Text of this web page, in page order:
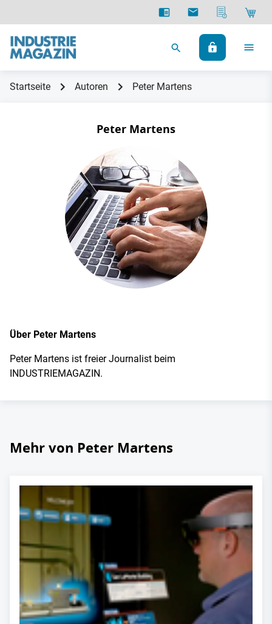
Startseite Autoren Peter Martens
Peter Martens
Über Peter Martens
Peter Martens ist freier Journalist beim
INDUSTRIEMAGAZIN.
Mehr von Peter Martens